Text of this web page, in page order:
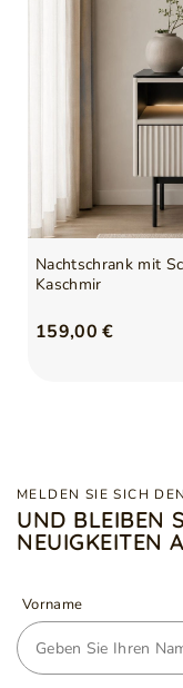
Nachtschrank mit
Kaschmir
159,00 €
MELDEN SIE SICH
UND BLEIBEN
NEUIGKEITEN
Vorname